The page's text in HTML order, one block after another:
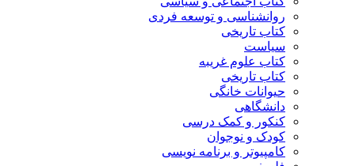
روانشناسی و توسعه فردی
کتاب تاریخی
سیاست
کتاب علوم غریبه
کتاب تاریخی
حیوانات خانگی
دانشگاهی
کنکور و کمک‌ درسی
کودک و نوجوان
کامپیوتر و برنامه نویسی